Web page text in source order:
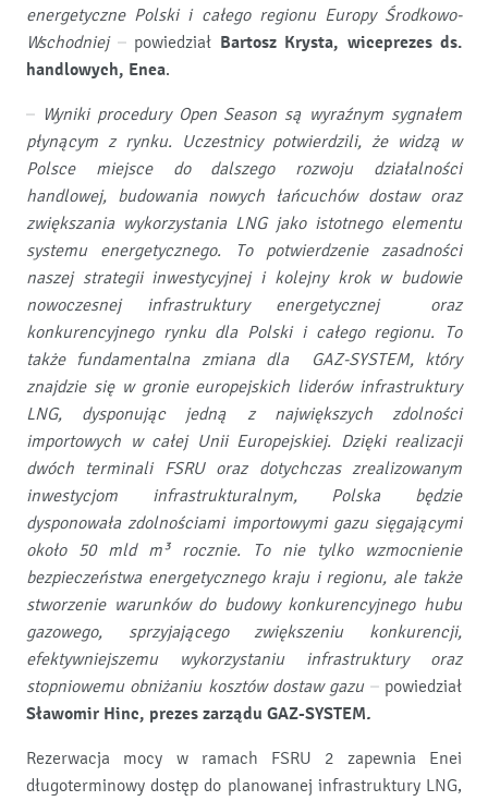
energetyczne Polski i całego regionu Europy Środkowo-
Wschodniej– powiedział Bartosz Krysta, wiceprezes ds.
handlowych, Enea.
– Wyniki procedury Open Season są wyraźnym sygnałem
płynącym z rynku. Uczestnicy potwierdzili, że widzą w
Polsce miejsce do dalszego rozwoju działalności
handlowej, budowania nowych łańcuchów dostaw oraz
zwiększania wykorzystania LNG jako istotnego elementu
systemu energetycznego. To potwierdzenie zasadności
naszej strategii inwestycyjnej i kolejny krok w budowie
nowoczesnej infrastruktury energetycznej oraz
konkurencyjnego rynku dla Polski i całego regionu. To
także fundamentalna zmiana dla GAZ-SYSTEM, który
znajdzie się w gronie europejskich liderów infrastruktury
LNG, dysponując jedną z największych zdolności
importowych w całej Unii Europejskiej. Dzięki realizacji
dwóch terminali FSRU oraz dotychczas zrealizowanym
inwestycjom infrastrukturalnym, Polska będzie
dysponowała zdolnościami importowymi gazu sięgającymi
około 50 mld m³ rocznie. To nie tylko wzmocnienie
bezpieczeństwa energetycznego kraju i regionu, ale także
stworzenie warunków do budowy konkurencyjnego hubu
gazowego, sprzyjającego zwiększeniu konkurencji,
efektywniejszemu wykorzystaniu infrastruktury oraz
stopniowemu obniżaniu kosztów dostaw gazu – powiedział
Sławomir Hinc, prezes zarządu GAZ-SYSTEM.
Rezerwacja mocy w ramach FSRU 2 zapewnia Enei
długoterminowy dostęp do planowanej infrastruktury LNG,